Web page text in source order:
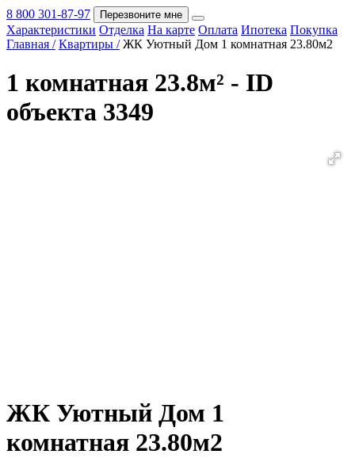
Покупка
8 800 301-87-97 Перезвоните мне
Характеристики Отделка На карте Оплата Ипотека Покупка
Главная / Квартиры / ЖК Уютный Дом 1 комнатная 23.80м2
1 комнатная 23.8м² - ID
объекта 3349
ЖК Уютный Дом 1
комнатная 23.80м2